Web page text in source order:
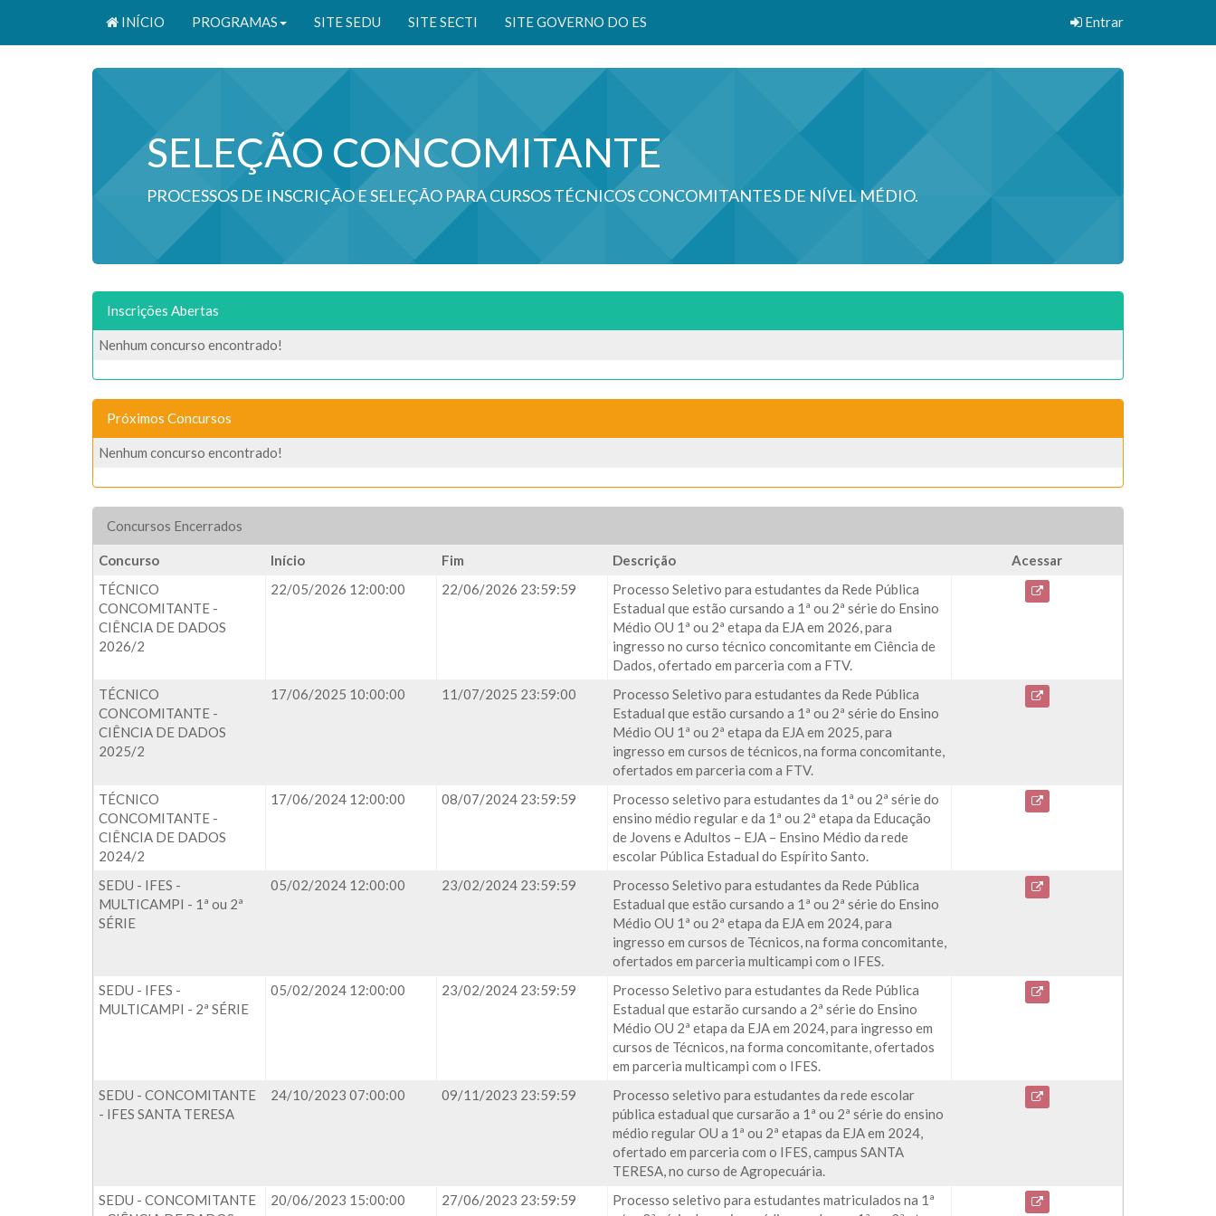
INÍCIO PROGRAMAS SITE SEDU SITE SECTI SITE GOVERNO DO ES Entrar
SELEÇÃO CONCOMITANTE
PROCESSOS DE INSCRIÇÃO E SELEÇÃO PARA CURSOS TÉCNICOS CONCOMITANTES DE NÍVEL MÉDIO.
Inscrições Abertas
Nenhum concurso encontrado!
Próximos Concursos
Nenhum concurso encontrado!
Concursos Encerrados
Concurso Início Fim Descrição
Acessar
TÉCNICO
CONCOMITANTE -
CIÊNCIA DE DADOS
2026/2
22/05/2026 12:00:00 22/06/2026 23:59:59
Processo Seletivo para estudantes da Rede Pública
Estadual que estão cursando a 1ª ou 2ª série do Ensino
Médio OU 1ª ou 2ª etapa da EJA em 2026, para
ingresso no curso técnico concomitante em Ciência de
Dados, ofertado em parceria com a FTV.
TÉCNICO
CONCOMITANTE -
CIÊNCIA DE DADOS
2025/2
17/06/2025 10:00:00 11/07/2025 23:59:00
Processo Seletivo para estudantes da Rede Pública
Estadual que estão cursando a 1ª ou 2ª série do Ensino
Médio OU 1ª ou 2ª etapa da EJA em 2025, para
ingresso em cursos de técnicos, na forma concomitante,
ofertados em parceria com a FTV.
TÉCNICO
CONCOMITANTE -
CIÊNCIA DE DADOS
2024/2
17/06/2024 12:00:00 08/07/2024 23:59:59
Processo seletivo para estudantes da 1ª ou 2ª série do
ensino médio regular e da 1ª ou 2ª etapa da Educação
de Jovens e Adultos – EJA – Ensino Médio da rede
escolar Pública Estadual do Espírito Santo.
SEDU - IFES -
MULTICAMPI - 1ª ou 2ª
SÉRIE
05/02/2024 12:00:00 23/02/2024 23:59:59
Processo Seletivo para estudantes da Rede Pública
Estadual que estão cursando a 1ª ou 2ª série do Ensino
Médio OU 1ª ou 2ª etapa da EJA em 2024, para
ingresso em cursos de Técnicos, na forma concomitante,
ofertados em parceria multicampi com o IFES.
SEDU - IFES -
MULTICAMPI - 2ª SÉRIE
05/02/2024 12:00:00 23/02/2024 23:59:59
Processo Seletivo para estudantes da Rede Pública
Estadual que estarão cursando a 2ª série do Ensino
Médio OU 2ª etapa da EJA em 2024, para ingresso em
cursos de Técnicos, na forma concomitante, ofertados
em parceria multicampi com o IFES.
SEDU - CONCOMITANTE
- IFES SANTA TERESA
24/10/2023 07:00:00 09/11/2023 23:59:59
Processo seletivo para estudantes da rede escolar
pública estadual que cursarão a 1ª ou 2ª série do ensino
médio regular OU a 1ª ou 2ª etapas da EJA em 2024,
ofertado em parceria com o IFES, campus SANTA
TERESA, no curso de Agropecuária.
SEDU - CONCOMITANTE
20/06/2023 15:00:00 27/06/2023 23:59:59
Processo seletivo para estudantes matriculados na 1ª